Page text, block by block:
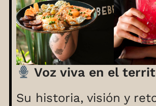
Voz viva en el
Su historia, visión y